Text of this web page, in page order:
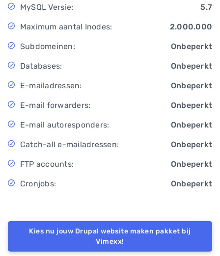
MySQL Versie: 5.7
Maximum aantal Inodes: 2.000.000
Subdomeinen: Onbeperkt
Databases: Onbeperkt
E-mailadressen: Onbeperkt
E-mail forwarders: Onbeperkt
E-mail autoresponders: Onbeperkt
Catch-all e-mailadressen: Onbeperkt
FTP accounts: Onbeperkt
Cronjobs: Onbeperkt
Kies nu jouw Drupal website maken pakket bij
Vimexx!